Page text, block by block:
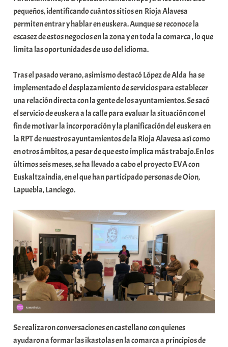
pequeños, identificando cuántos sitios en Rioja Alavesa
permiten entrar y hablar en euskera. Aunque se reconoce la
escasez de estos negocios en la zona y en toda la comarca , lo que
limita las oportunidades de uso del idioma.
Tras el pasado verano, asimismo destacó López de Alda ha se
implementado el desplazamiento de servicios para establecer
una relación directa con la gente de los ayuntamientos. Se sacó
el servicio de euskera a la calle para evaluar la situación con el
fin de motivar la incorporación y la planificación del euskera en
la RPT de nuestros ayuntamientos de la Rioja Alavesa así como
en otros ámbitos, a pesar de que esto implica más trabajo.En los
últimos seis meses, se ha llevado a cabo el proyecto EVA con
Euskaltzaindia, en el que han participado personas de Oion,
Lapuebla, Lanciego.
Se realizaron conversaciones en castellano con quienes
ayudaron a formar las ikastolas en la comarca a principios de